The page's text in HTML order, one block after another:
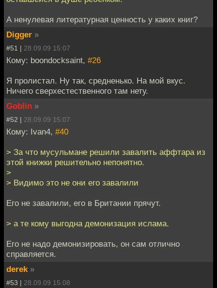
А ненулевая литературная ценность у каких книг?
Digger »
#51 | 28.09.09 15:07
Кому: boondocksaint, #26
Я пролистал. Ну так, средненько. На мой вкус.
Ничего сверхестественного там нету.
Goblin »
#52 | 28.09.09 15:07
Кому: Ivan4, #40
> За что мусульмане решили завалить аффтара из
этой книжки решительно непонятно.
>
> Видимо это не они его завалили
Его не завалили, его в Британии прячут.
> а те кому выгодна демонизация ислама.
Его не надо демонизировать, он сам отлично
справляется.
derek »
#53 | 28.09.09 15:08